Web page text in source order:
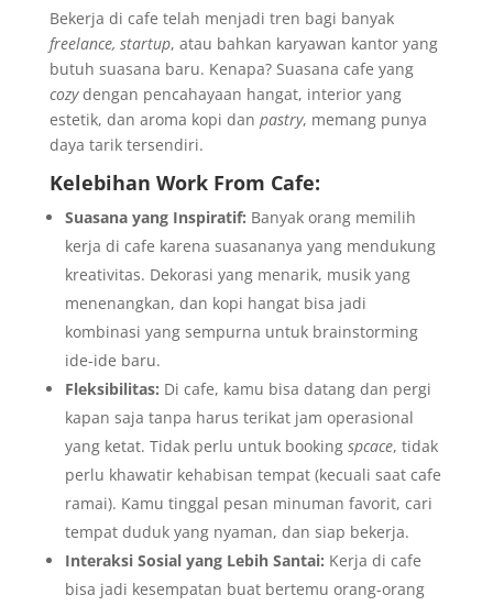
Bekerja di cafe telah menjadi tren bagi banyak
freelance, startup, atau bahkan karyawan kantor yang
butuh suasana baru. Kenapa? Suasana cafe yang
cozydengan pencahayaan hangat, interior yang
estetik, dan aroma kopi dan pastry, memang punya
daya tarik tersendiri.
Kelebihan Work From Cafe:
Suasana yang Inspiratif: Banyak orang memilih
kerja di cafe karena suasananya yang mendukung
kreativitas. Dekorasi yang menarik, musik yang
menenangkan, dan kopi hangat bisa jadi
kombinasi yang sempurna untuk brainstorming
ide-ide baru.
Fleksibilitas: Di cafe, kamu bisa datang dan pergi
kapan saja tanpa harus terikat jam operasional
yang ketat. Tidak perlu untuk booking spcace, tidak
perlu khawatir kehabisan tempat (kecuali saat cafe
ramai). Kamu tinggal pesan minuman favorit, cari
tempat duduk yang nyaman, dan siap bekerja.
Interaksi Sosial yang Lebih Santai: Kerja di cafe
bisa jadi kesempatan buat bertemu orang-orang